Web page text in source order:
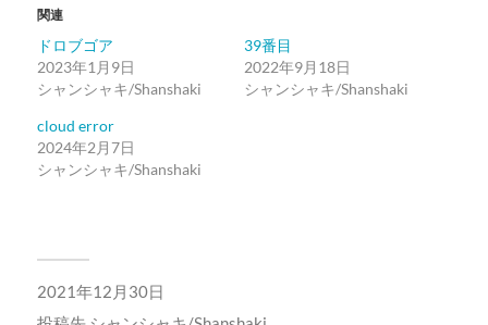
関連
ドロブゴア
2023年1月9日
シャンシャキ/Shanshaki
39番目
2022年9月18日
シャンシャキ/Shanshaki
cloud error
2024年2月7日
シャンシャキ/Shanshaki
2021年12月30日